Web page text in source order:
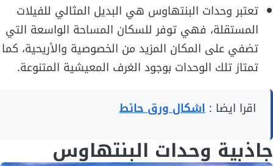
تعتبر وحدات البنتهاوس هي البديل المثالي للفيلات
المستقلة، فهي توفر للسكان المساحة الواسعة التي
تضفي على المكان المزيد من الخصوصية والأريحية، كما
تمتاز تلك الوحدات بوجود الغرف المعيشية المتنوعة.
اقرا ايضا : اشكال ورق حائط
جاذبية وحدات البنتهاوس